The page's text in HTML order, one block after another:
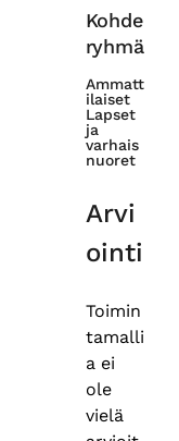
Kohde
ryhmä
Ammatt
ilaiset
Lapset
ja
varhais
nuoret
Arvi
ointi
Toimin
tamalli
a ei
ole
vielä